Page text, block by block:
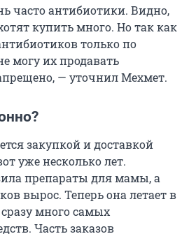
часто антибиотики. Видно,
купить много. Но так как
только по
могу их продавать
— уточнил Мехмет.
закупкой и доставкой
уже несколько лет.
препараты для мамы, а
вырос. Теперь она летает в
много самых
Часть заказов